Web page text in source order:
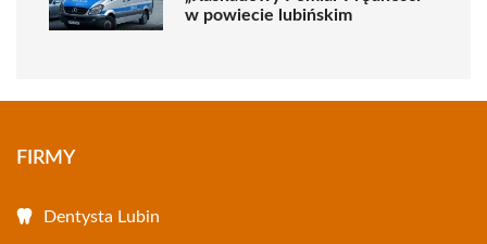
w powiecie lubińskim
FIRMY
Dentysta Lubin